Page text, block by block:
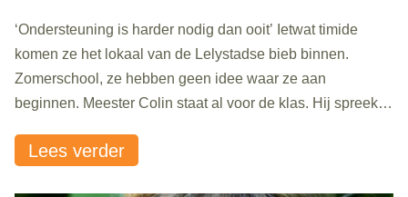
‘Ondersteuning is harder nodig dan ooit’ Ietwat timide
komen ze het lokaal van de Lelystadse bieb binnen.
Zomerschool, ze hebben geen idee waar ze aan
beginnen. Meester Colin staat al voor de klas. Hij spreekt
van 2021.’ Hij lacht en zijn handen praten mee. Ming..
Lees verder